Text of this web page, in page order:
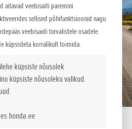
aitavad veebisaiti paremini
sellised põhifunktsioonid nagu
veebisaidi turvalistele osadele.
küpsisteta korralikult toimida.
küpsiste nõusolek
küpsiste nõusoleku valikud.